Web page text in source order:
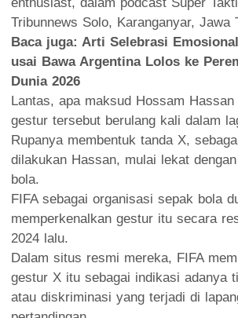
Tribunnews Solo, Karanganyar, Jawa
Baca juga: Arti Selebrasi
usai Bawa Argentina Lolos ke
Dunia 2026
Lantas, apa maksud Hossam Hassan
gestur tersebut berulang kali dalam
Rupanya membentuk tanda X,
dilakukan Hassan, mulai lekat
bola.
FIFA sebagai organisasi sepak bola
memperkenalkan gestur itu secara
2024 lalu.
Dalam situs resmi mereka, FIFA
gestur X itu sebagai indikasi adanya
atau diskriminasi yang terjadi di